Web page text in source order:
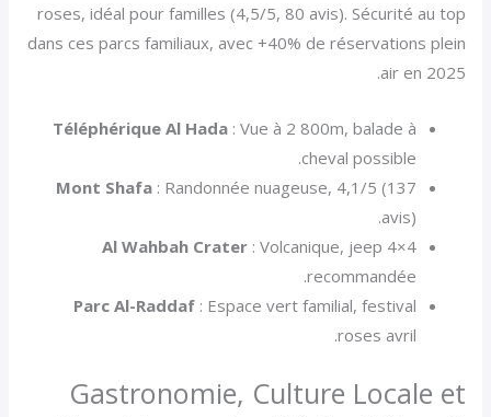
roses, idéal pour familles (4,5/5, 80 avis). Sécurité au top
dans ces parcs familiaux, avec +40% de réservations plein
air en 2025.
Téléphérique Al Hada: Vue à 2 800m, balade à
cheval possible.
Mont Shafa: Randonnée nuageuse, 4,1/5 (137
avis).
Al Wahbah Crater: Volcanique, jeep 4×4
recommandée.
Parc Al-Raddaf: Espace vert familial, festival
roses avril.
Gastronomie, Culture Locale et